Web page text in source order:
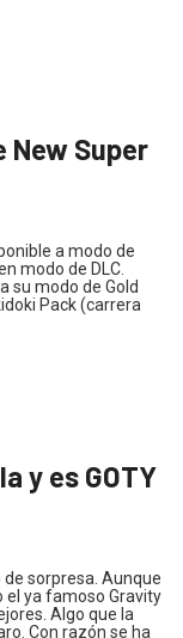
New Super
a modo de
modo de DLC.
su modo de Gold
Pack (carrera
y es GOTY
sorpresa. Aunque
el ya famoso Gravity
Algo que la
Con razón se ha